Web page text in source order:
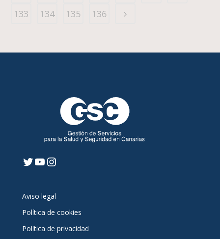
133
134 135 136
Twitter
YouTube
Instagram
Aviso legal
Política de cookies
Política de privacidad